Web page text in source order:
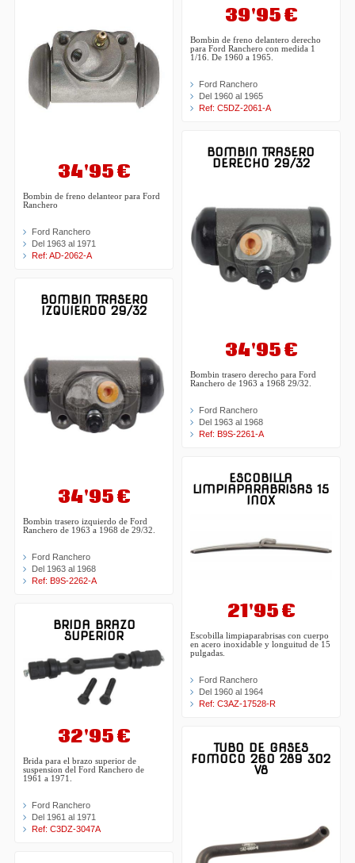
34'95 €
Bombin de freno delanteor para Ford
Ranchero
Ford Ranchero
Del 1963 al 1971
Ref: AD-2062-A
BOMBIN TRASERO
IZQUIERDO 29/32
34'95 €
Bombin trasero izquierdo de Ford
Ranchero de 1963 a 1968 de 29/32.
Ford Ranchero
Del 1963 al 1968
Ref: B9S-2262-A
BRIDA BRAZO
SUPERIOR
32'95 €
Brida para el brazo superior de
suspension del Ford Ranchero de
1961 a 1971.
Ford Ranchero
Del 1961 al 1971
Ref: C3DZ-3047A
39'95 €
Bombin de freno delantero derecho
para Ford Ranchero con medida 1
1/16. De 1960 a 1965.
Ford Ranchero
Del 1960 al 1965
Ref: C5DZ-2061-A
BOMBIN TRASERO
DERECHO 29/32
34'95 €
Bombin trasero derecho para Ford
Ranchero de 1963 a 1968 29/32.
Ford Ranchero
Del 1963 al 1968
Ref: B9S-2261-A
ESCOBILLA
LIMPIAPARABRISAS 15
INOX
21'95 €
Escobilla limpiaparabrisas con cuerpo
en acero inoxidable y longuitud de 15
pulgadas.
Ford Ranchero
Del 1960 al 1964
Ref: C3AZ-17528-R
TUBO DE GASES
FOMOCO 260 289 302
V8